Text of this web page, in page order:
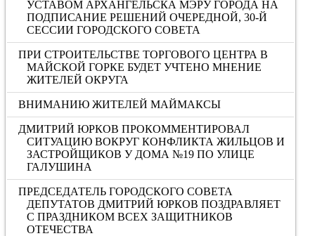
УСТАВОМ АРХАНГЕЛЬСКА МЭРУ ГОРОДА НА
ПОДПИСАНИЕ РЕШЕНИЙ ОЧЕРЕДНОЙ, 30-Й
СЕССИИ ГОРОДСКОГО СОВЕТА
ПРИ СТРОИТЕЛЬСТВЕ ТОРГОВОГО ЦЕНТРА В
МАЙСКОЙ ГОРКЕ БУДЕТ УЧТЕНО МНЕНИЕ
ЖИТЕЛЕЙ ОКРУГА
ВНИМАНИЮ ЖИТЕЛЕЙ МАЙМАКСЫ
ДМИТРИЙ ЮРКОВ ПРОКОММЕНТИРОВАЛ
СИТУАЦИЮ ВОКРУГ КОНФЛИКТА ЖИЛЬЦОВ И
ЗАСТРОЙЩИКОВ У ДОМА №19 ПО УЛИЦЕ
ГАЛУШИНА
ПРЕДСЕДАТЕЛЬ ГОРОДСКОГО СОВЕТА
ДЕПУТАТОВ ДМИТРИЙ ЮРКОВ ПОЗДРАВЛЯЕТ
С ПРАЗДНИКОМ ВСЕХ ЗАЩИТНИКОВ
ОТЕЧЕСТВА